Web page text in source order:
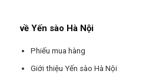
về Yến sào Hà Nội
Phiếu mua hàng
Giới thiệu Yến sào Hà Nội